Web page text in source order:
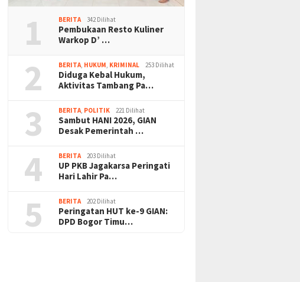
1 BERITA 342 Dilihat
Pembukaan Resto Kuliner
Warkop D’ …
2 BERITA, HUKUM, KRIMINAL 253 Dilihat
Diduga Kebal Hukum,
Aktivitas Tambang Pa…
3 BERITA, POLITIK 221 Dilihat
Sambut HANI 2026, GIAN
Desak Pemerintah …
4 BERITA 203 Dilihat
UP PKB Jagakarsa Peringati
Hari Lahir Pa…
5 BERITA 202 Dilihat
Peringatan HUT ke-9 GIAN:
DPD Bogor Timu…